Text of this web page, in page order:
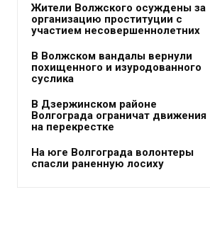
Жители Волжского осуждены за
организацию проституции с
участием несовершеннолетних
В Волжском вандалы вернули
похищенного и изуродованного
суслика
В Дзержинском районе
Волгограда ограничат движения
на перекрестке
На юге Волгограда волонтеры
спасли раненную лосиху